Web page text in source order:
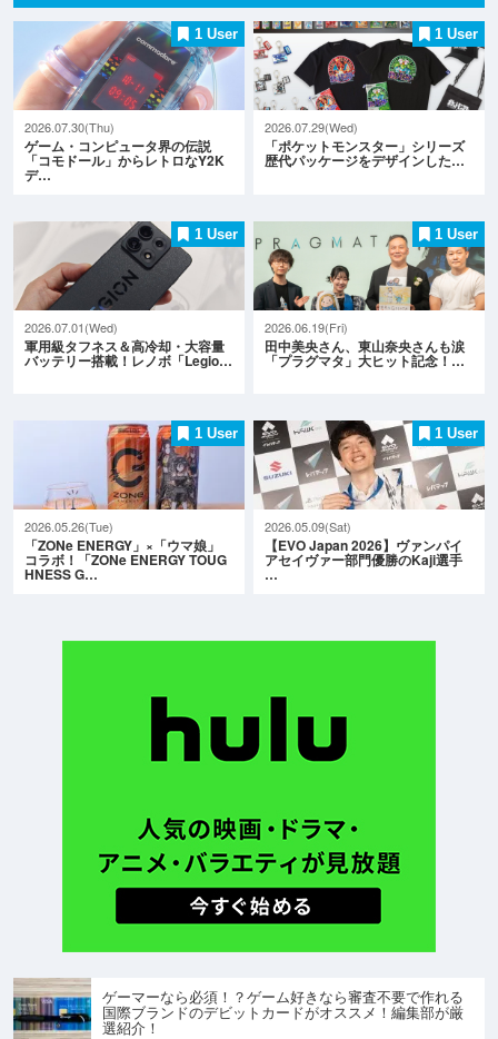
1 User
2026.07.30(Thu)
ゲーム・コンピュータ界の伝説
「コモドール」からレトロなY2K
デ…
1 User
2026.07.29(Wed)
「ポケットモンスター」シリーズ
歴代パッケージをデザインした…
1 User
2026.07.01(Wed)
軍用級タフネス＆高冷却・大容量
バッテリー搭載！レノボ「Legio…
1 User
2026.06.19(Fri)
田中美央さん、東山奈央さんも涙
「プラグマタ」大ヒット記念！…
1 User
2026.05.26(Tue)
「ZONe ENERGY」×「ウマ娘」
コラボ！「ZONe ENERGY TOUG
HNESS G…
1 User
2026.05.09(Sat)
【EVO Japan 2026】ヴァンパイ
アセイヴァー部門優勝のKaji選手
…
ゲーマーなら必須！？ゲーム好きなら審査不要で作れる
国際ブランドのデビットカードがオススメ！編集部が厳
選紹介！